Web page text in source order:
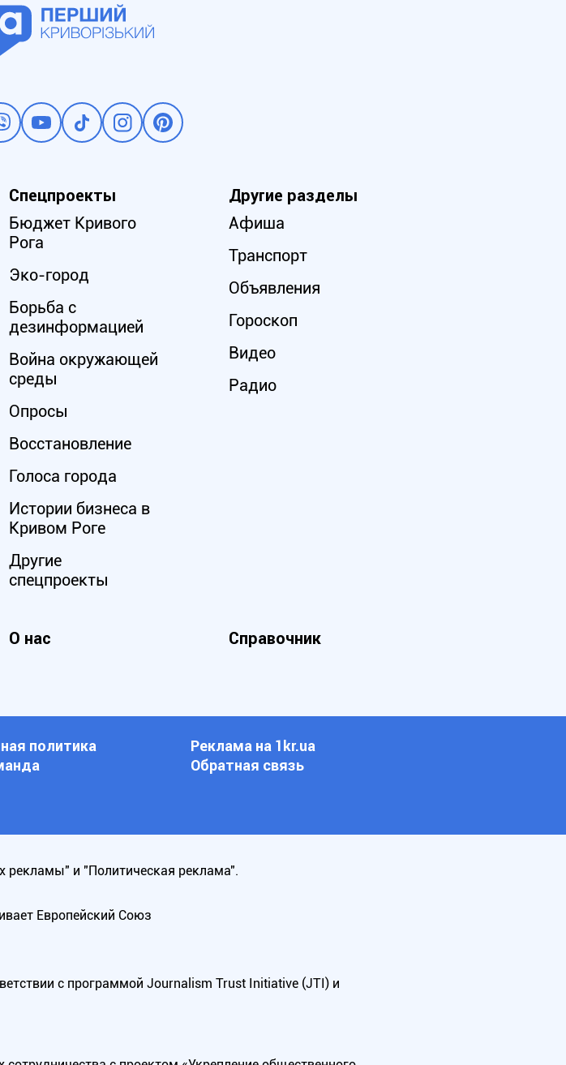
Спецпроекты
Бюджет Кривого
Рога
Эко-город
Борьба с
дезинформацией
Война окружающей
среды
Опросы
Восстановление
Голоса города
Истории бизнеса в
Кривом Роге
Другие
спецпроекты
Другие разделы
Афиша
Транспорт
Объявления
Гороскоп
Видео
Радио
О нас
Справочник
политика
Реклама на 1kr.ua
Обратная связь
и "Политическая реклама".
Европейский Союз
с программой Journalism Trust Initiative (JTI) и